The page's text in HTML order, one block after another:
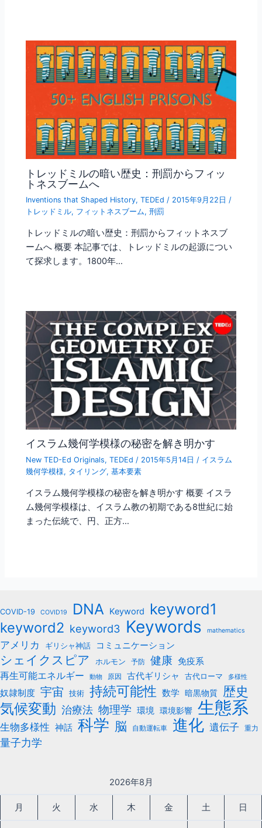
トレッドミルの暗い歴史：刑罰からフィッ
トネスブームへ
Inventions that Shaped History,TEDEd / 2015年9月22日 /
トレッドミル, フィットネスブーム,刑罰
トレッドミルの暗い歴史：刑罰からフィットネスブ
ームへ 概要 本記事では、トレッドミルの起源につい
て探求します。1800年…
イスラム幾何学模様の秘密を解き明かす
New TED-Ed Originals,TEDEd / 2015年5月14日 / イスラム
幾何学模様, タイリング,基本要素
イスラム幾何学模様の秘密を解き明かす 概要 イスラ
ム幾何学模様は、イスラム教の初期である8世紀に始
まった伝統で、円、正方…
COVID-19 COVID19 DNA Keyword keyword1
keyword2 keyword3 Keywords mathematics
アメリカ ギリシャ神話 コミュニケーション
シェイクスピア ホルモン 予防 健康 免疫系
再生可能エネルギー
動物 原因 古代ギリシャ 古代ローマ 多様性
奴隷制度 宇宙 技術 持続可能性 数学 暗黒物質 歴史
気候変動 治療法 物理学 環境 環境影響 生態系
生物多様性 神話 科学 脳 自動運転車 進化 遺伝子 重力
量子力学
2026年8月
月 火 水 木 金 土 日